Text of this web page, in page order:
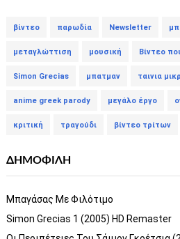
βίντεο παρωδία Newsletter
μεταγλώττιση μουσική Βίντεο
Simon Grecias μπατμαν ταινια
anime greek parody μεγάλο έργο
κριτική τραγούδι βίντεο τρίτων
ΔΗΜΟΦΙΛΗ
Μπαγάσας Με Φιλότιμο
Simon Grecias 1 (2005) HD Remaster